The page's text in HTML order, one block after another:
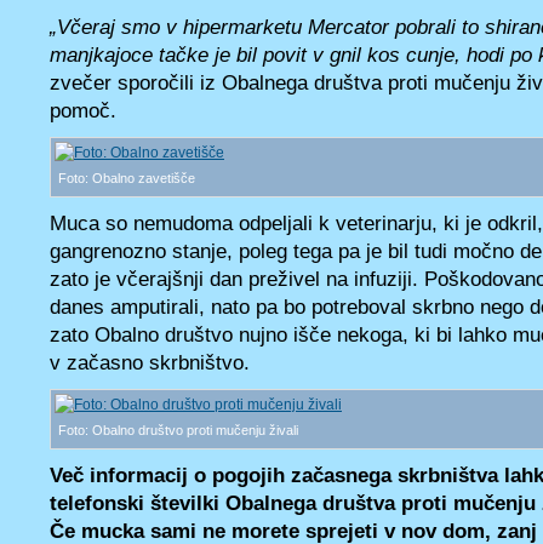
„Včeraj smo v hipermarketu Mercator pobrali to
manjkajoce tačke je bil povit v gnil kos cunje, hodi po
zvečer sporočili iz Obalnega društva proti mučenju
pomoč.
Foto: Obalno zavetišče
Muca so nemudoma odpeljali k veterinarju, ki je
gangrenozno stanje, poleg tega pa je bil tudi močno
zato je včerajšnji dan preživel na infuziji.
danes amputirali, nato pa bo potreboval skrbno nego
zato Obalno društvo nujno išče nekoga, ki bi lahko
v začasno skrbništvo.
Foto: Obalno društvo proti mučenju živali
Več informacij o pogojih začasnega skrbništva
telefonski številki Obalnega društva proti mučenju
Če mucka sami ne morete sprejeti v nov dom,